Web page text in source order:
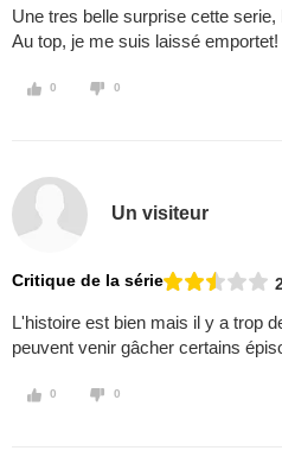
Une tres belle surprise cette
Au top, je me suis laissé emportet!
0 0
Un visiteur
Critique de la série
L'histoire est bien mais il y a trop
peuvent venir gâcher certains
0 0